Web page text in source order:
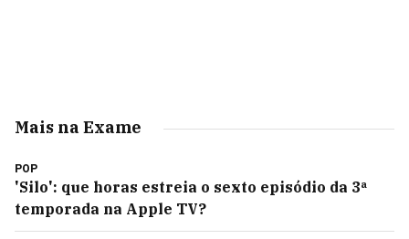
Mais na Exame
POP
'Silo': que horas estreia o sexto episódio da 3ª
temporada na Apple TV?